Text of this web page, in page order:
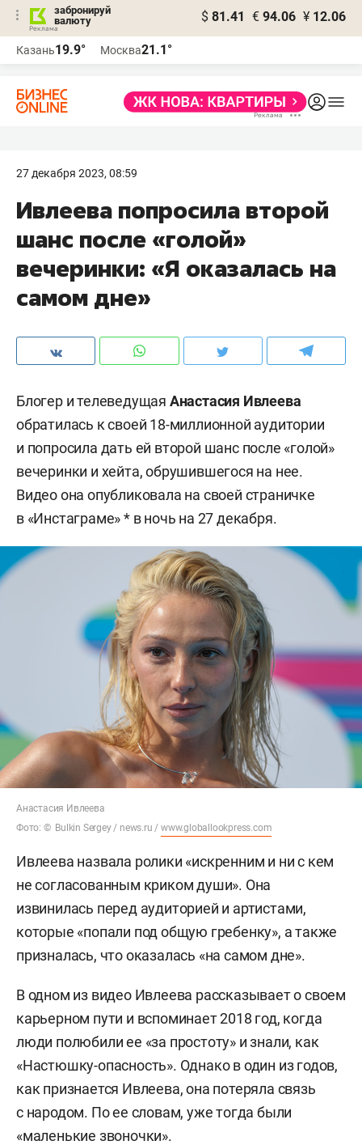
забронируй
валюту
$ 81.41 € 94.06 ¥ 12.06
Казань19.9° Москва21.1°
27 декабря 2023, 08:59
Ивлеева попросила второй
шанс после «голой»
вечеринки: «Я оказалась на
самом дне»
Блогер и телеведущая Анастасия Ивлеева
обратилась к своей 18-миллионной аудитории
и попросила дать ей второй шанс после «голой»
вечеринки и хейта, обрушившегося на нее.
Видео она опубликовала на своей страничке
в «Инстаграме» * в ночь на 27 декабря.
Анастасия Ивлеева
Фото: © Bulkin Sergey / news.ru /www.globallookpress.com
Ивлеева назвала ролики «искренним и ни с кем
не согласованным криком души». Она
извинилась перед аудиторией и артистами,
которые «попали под общую гребенку», а также
призналась, что оказалась «на самом дне».
В одном из видео Ивлеева рассказывает о своем
карьерном пути и вспоминает 2018 год, когда
люди полюбили ее «за простоту» и знали, как
«Настюшку-опасность». Однако в один из годов,
как признается Ивлеева, она потеряла связь
с народом. По ее словам, уже тогда были
«маленькие звоночки».